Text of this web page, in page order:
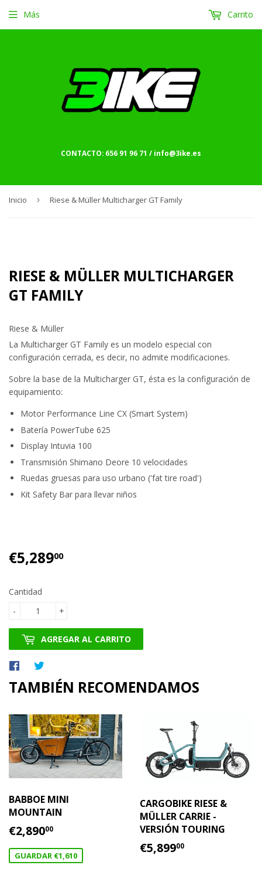
CONTACTO: 656 91 96 71 / info@3ike.es
Más Carrito
Inicio › Riese & Müller Multicharger GT Family
RIESE & MÜLLER MULTICHARGER
GT FAMILY
Riese & Müller
La Multicharger GT Family es un modelo especial con
configuración cerrada, es decir, no admite modificaciones.
Sobre la base de la Multicharger GT, ésta es la configuración de
equipamiento:
Motor Performance Line CX (Smart System)
Batería PowerTube 625
Display Intuvia 100
Transmisión Shimano Deore 10 velocidades
Ruedas gruesas para uso urbano ('fat tire road')
Kit Safety Bar para llevar niños
€5,28900€5,289.00
Cantidad
+
-
AGREGAR AL CARRITO
Compartir
Facebook
en
Twitter
TAMBIÉN RECOMENDAMOS
BABBOE MINI
MOUNTAIN
PRECIO
DE
OFERTA
€2,89000
GUARDAR €1,610
CARGOBIKE RIESE &
MÜLLER CARRIE -
VERSIÓN TOURING
PRECIO
HABITUAL
€5,89900